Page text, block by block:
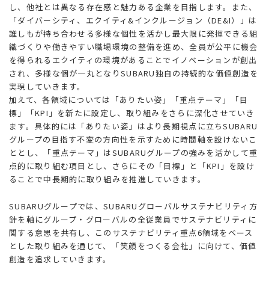
し、他社とは異なる存在感と魅力ある企業を目指します。また、
「ダイバーシティ、エクイティ&インクルージョン（DE&I）」は
誰しもが持ち合わせる多様な個性を活かし最大限に発揮できる組
織づくりや働きやすい職場環境の整備を進め、全員が公平に機会
を得られるエクイティの環境があることでイノベーションが創出
され、多様な個が一丸となりSUBARU独自の持続的な価値創造を
実現していきます。
加えて、各領域については「ありたい姿」「重点テーマ」「目
標」「KPI」を新たに設定し、取り組みをさらに深化させていき
ます。具体的には「ありたい姿」はより長期視点に立ちSUBARU
グループの目指す不変の方向性を示すために時間軸を設けないこ
ととし、「重点テーマ」はSUBARUグループの強みを活かして重
点的に取り組む項目とし、さらにその「目標」と「KPI」を設け
ることで中長期的に取り組みを推進していきます。
SUBARUグループでは、SUBARUグローバルサステナビリティ方
針を軸にグループ・グローバルの全従業員でサステナビリティに
関する意思を共有し、このサステナビリティ重点6領域をベース
とした取り組みを通じて、「笑顔をつくる会社」に向けて、価値
創造を追求していきます。